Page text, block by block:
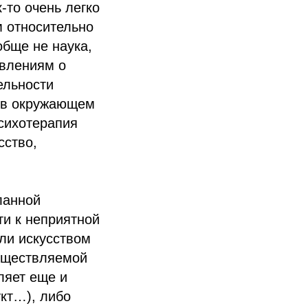
очень легко
не наука,
о
окружающем
к неприятной
искусством
еще и
либо